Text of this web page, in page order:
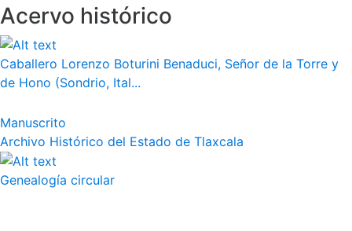
Acervo histórico
Caballero Lorenzo Boturini Benaduci, Señor de la Torre y
de Hono (Sondrio, Ital...
Manuscrito
Archivo Histórico del Estado de Tlaxcala
Genealogía circular